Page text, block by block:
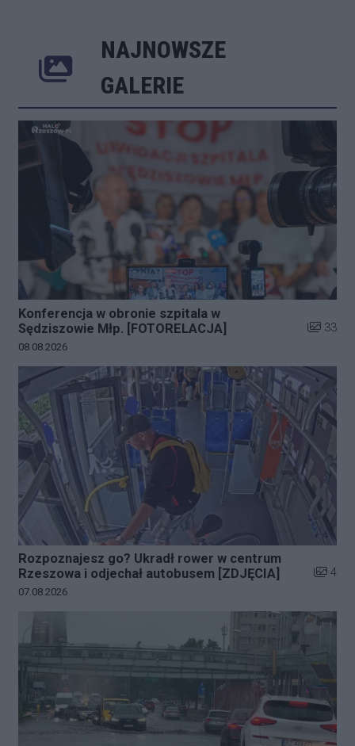
NAJNOWSZE
GALERIE
Konferencja w obronie szpitala w
Sędziszowie Młp. [FOTORELACJA]
Liczba
33
Data dodania galerii:
08.08.2026
Rozpoznajesz go? Ukradł rower w centrum
Rzeszowa i odjechał autobusem [ZDJĘCIA]
Liczba
4
Data dodania galerii:
07.08.2026